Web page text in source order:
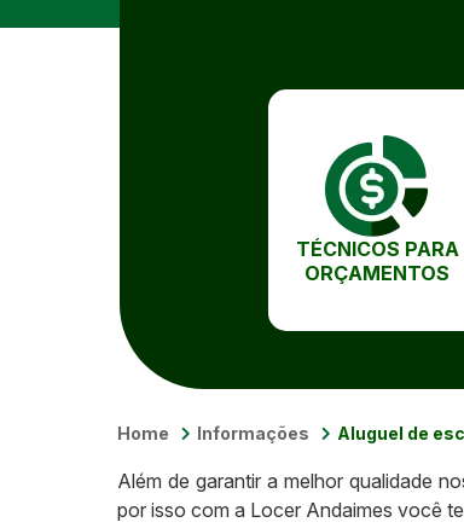
TÉCNICOS PARA
ORÇAMENTOS
Home Informações Aluguel de
Além de garantir a melhor qualidade
por isso com a Locer Andaimes você